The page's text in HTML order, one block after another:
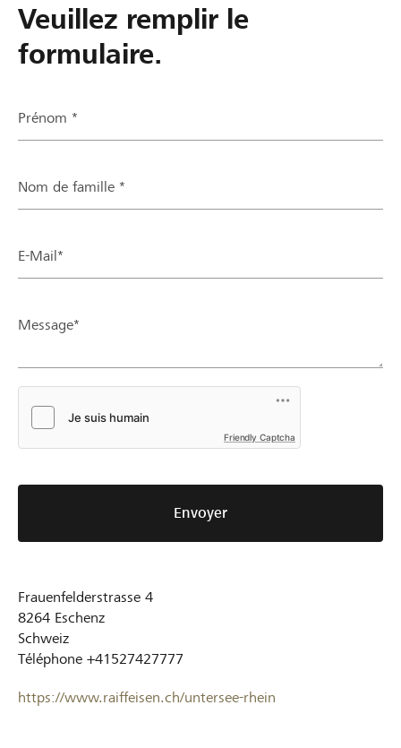
Veuillez remplir le
formulaire.
Prénom *
Nom de famille *
E-Mail*
Message*
Friendly Captcha
Envoyer
Frauenfelderstrasse 4
8264 Eschenz
Schweiz
Téléphone +41527427777
https://www.raiffeisen.ch/untersee-rhein